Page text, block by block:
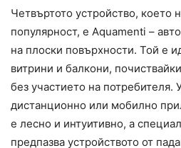
Четвъртото устройство, което
популярност, е Aquamenti –
на плоски повърхности. Той е
витрини и балкони,
без участието на потребителя.
дистанционно или мобилно
е лесно и интуитивно, а
предпазва устройството от